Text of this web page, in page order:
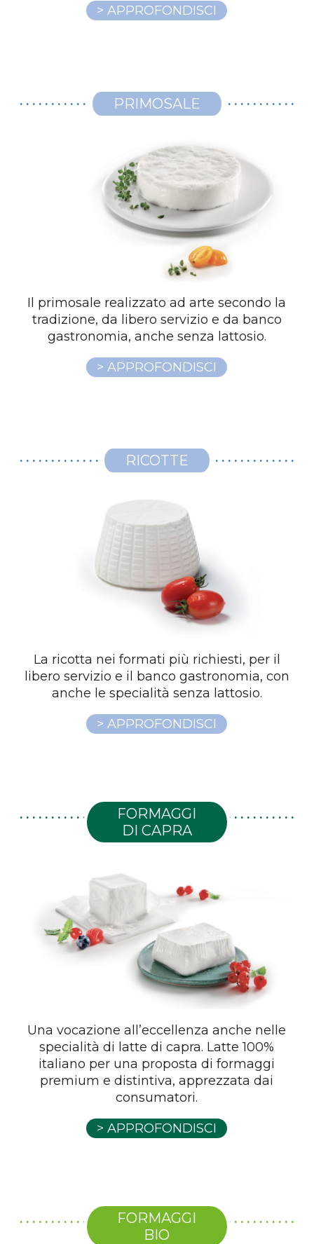
> APPROFONDISCI
PRIMOSALE
Il primosale realizzato ad arte secondo la
tradizione, da libero servizio e da banco
gastronomia, anche senza lattosio.
> APPROFONDISCI
RICOTTE
La ricotta nei formati più richiesti, per il
libero servizio e il banco gastronomia, con
anche le specialità senza lattosio.
> APPROFONDISCI
FORMAGGI
DI CAPRA
Una vocazione all’eccellenza anche nelle
specialità di latte di capra. Latte 100%
italiano per una proposta di formaggi
premium e distintiva, apprezzata dai
consumatori.
> APPROFONDISCI
FORMAGGI
BIO